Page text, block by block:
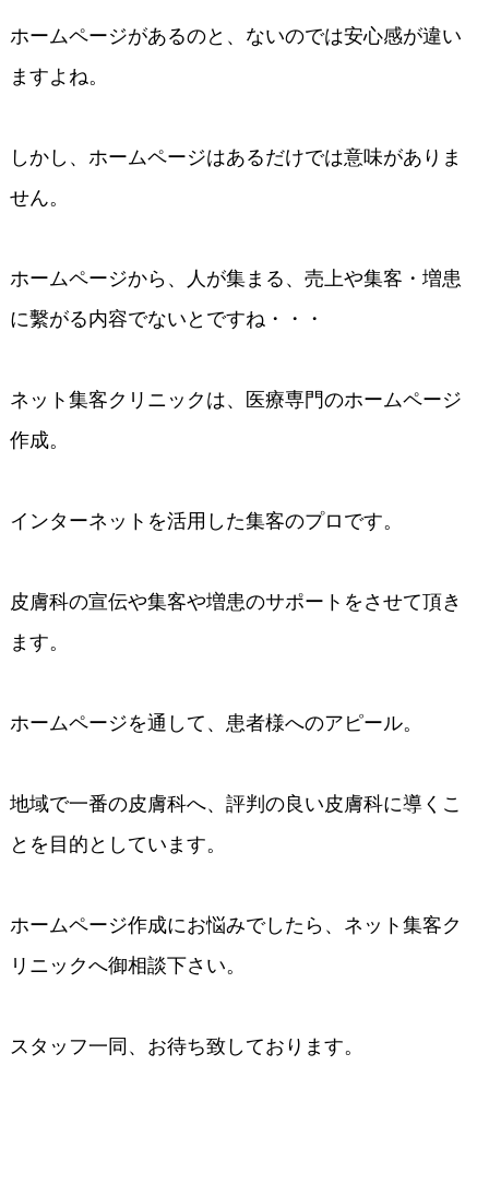
ホームページがあるのと、ないのでは安心感が違い
ますよね。
しかし、ホームページはあるだけでは意味がありま
せん。
ホームページから、人が集まる、売上や集客・増患
に繫がる内容でないとですね・・・
ネット集客クリニックは、医療専門のホームページ
作成。
インターネットを活用した集客のプロです。
皮膚科の宣伝や集客や増患のサポートをさせて頂き
ます。
ホームページを通して、患者様へのアピール。
地域で一番の皮膚科へ、評判の良い皮膚科に導くこ
とを目的としています。
ホームページ作成にお悩みでしたら、ネット集客ク
リニックへ御相談下さい。
スタッフ一同、お待ち致しております。